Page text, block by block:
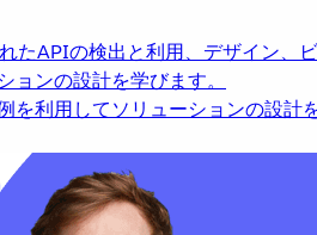
たAPIの検出と利用、デザイン、
ンの設計を学びます。
を利用してソリューションの設計